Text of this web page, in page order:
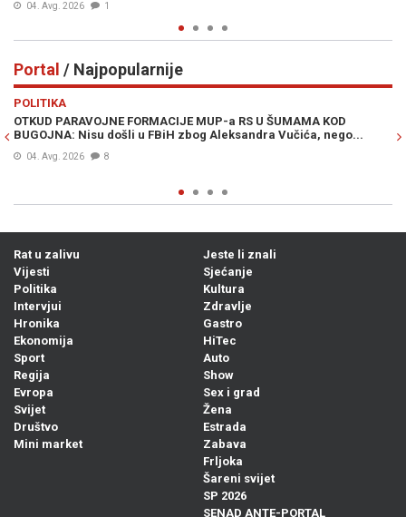
04. Avg. 2026 1
Portal / Najpopularnije
POLITIKA
OTKUD PARAVOJNE FORMACIJE MUP-a RS U ŠUMAMA KOD
BUGOJNA: Nisu došli u FBiH zbog Aleksandra Vučića, nego...
04. Avg. 2026 8
Rat u zalivu
Vijesti
Politika
Intervjui
Hronika
Ekonomija
Sport
Regija
Evropa
Svijet
Društvo
Mini market
Jeste li znali
Sjećanje
Kultura
Zdravlje
Gastro
HiTec
Auto
Show
Sex i grad
Žena
Estrada
Zabava
Frljoka
Šareni svijet
SP 2026
SENAD ANTE-PORTAL